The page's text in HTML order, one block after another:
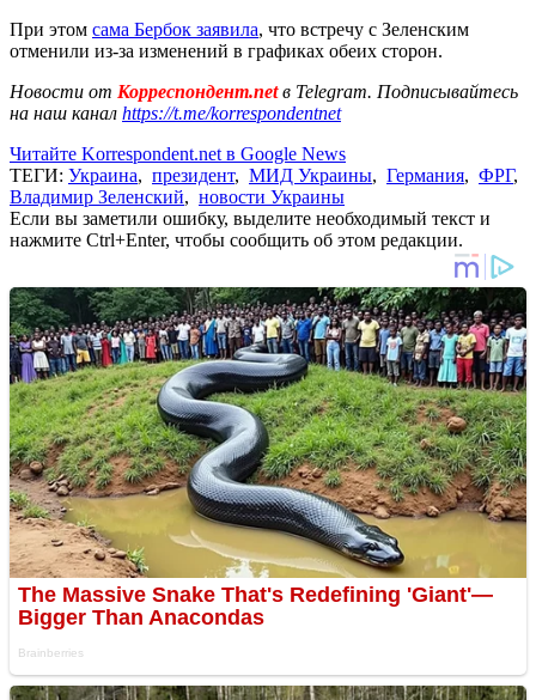
При этом сама Бербок заявила, что встречу с Зеленским
отменили из-за изменений в графиках обеих сторон.
Новости от Корреспондент.netв Telegram. Подписывайтесь
на наш канал https://t.me/korrespondentnet
Читайте Korrespondent.net в Google News
ТЕГИ: Украина, президент, МИД Украины, Германия, ФРГ,
Владимир Зеленский, новости Украины
Если вы заметили ошибку, выделите необходимый текст и
нажмите Ctrl+Enter, чтобы сообщить об этом редакции.